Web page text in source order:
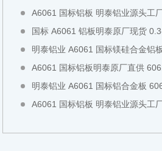
A6061 国标铝板 明泰铝业源头工厂无中间商 6061-
国标 A6061 铝板明泰原厂现货 0.3-200mm 厚薄板
明泰铝业 A6061 国标镁硅合金铝板 平整度高不
A6061 国标铝板明泰原厂直供 6061 薄板厚板齐全
明泰铝业 A6061 国标铝合金板 6061-T651 预拉伸铝
A6061 国标铝板 明泰铝业源头工厂 6061-T6 铝板 CNC